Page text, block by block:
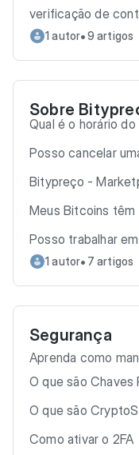
verificação de
1 autor•9 artigos
Sobre
Qual é o horário
Posso cancelar
Bitypreço -
Meus Bitcoins têm
Posso trabalhar
1 autor• 7 artigos
Segurança
Aprenda como
O que são Chaves
O que são
Como ativar o 2FA